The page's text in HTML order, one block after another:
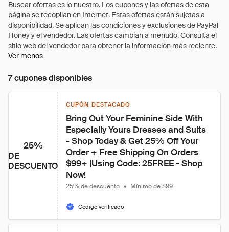
Ver menos
7 cupones disponibles
25%
DE
DESCUENTO
CUPÓN DESTACADO
Bring Out Your Feminine Side With
Especially Yours Dresses and Suits
- Shop Today & Get 25% Off Your
Order + Free Shipping On Orders
$99+ |Using Code: 25FREE - Shop
Now!
25% de descuento • Mínimo de $99
Código verificado